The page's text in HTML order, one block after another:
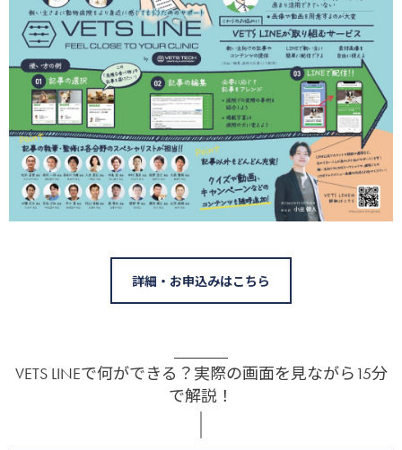
詳細・お申込みはこちら
VETS LINEで何ができる？実際の画面を見ながら15分
で解説！